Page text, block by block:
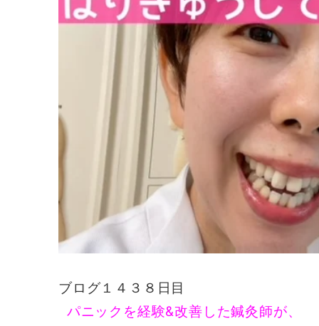
ブログ１４３８日目
パニックを経験&改善した鍼灸師が、